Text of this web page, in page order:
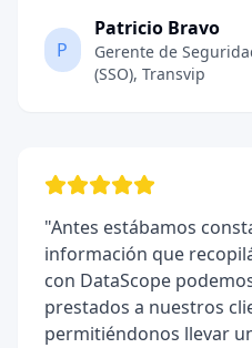
P
Patricio Bravo
Gerente de
(SSO), Transvip
"Antes estábamos
información que
con DataScope
prestados a nuestros
permitiéndonos llevar